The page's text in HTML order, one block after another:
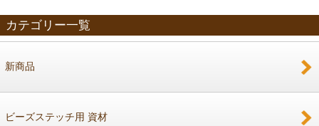
カテゴリー一覧
新商品
ビーズステッチ用 資材